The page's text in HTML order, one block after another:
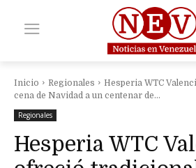
Inicio Regionales
Hesperia WTC
cena de Navidad a un centenar de...
Regionales
Hesperia WTC